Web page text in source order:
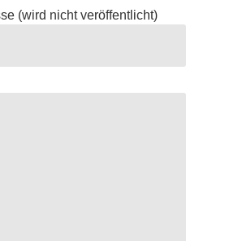
(wird nicht veröffentlicht)